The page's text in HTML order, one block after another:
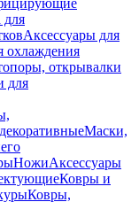
для
Аксессуары для
охлаждения
открывалки
для
Маски,
НожиАксессуары
Ковры и
Ковры,